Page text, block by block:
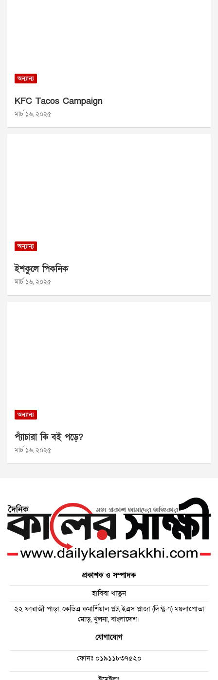
অন্যান্য
KFC Tacos Campaign
মার্চ ১৬, ২০২৫
অন্যান্য
ইশকুলে পিকনিক
মার্চ ১৬, ২০২৫
অন্যান্য
প্যাঁচারা কি বই পড়ে?
মার্চ ১৬, ২০২৫
প্রকাশক ও সম্পাদক
হাবিবা খাতুন
২২ ফারাজী পাড়া, কেডিএ কমার্শিয়াল প্লট, ইএস প্লাজা (লিফ্ট-৭) ময়লাপোতা
মোড়, খুলনা, বাংলাদেশ।
যোগাযোগ
ফোনঃ০১৯১১৮৩৭৫২০